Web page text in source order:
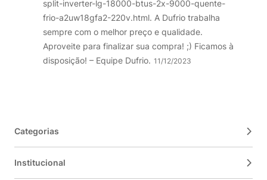
split-inverter-lg-18000-btus-2x-9000-quente-
frio-a2uw18gfa2-220v.html. A Dufrio trabalha
sempre com o melhor preço e qualidade.
Aproveite para finalizar sua compra! ;) Ficamos à
disposição! – Equipe Dufrio. 11/12/2023
Categorias
Institucional